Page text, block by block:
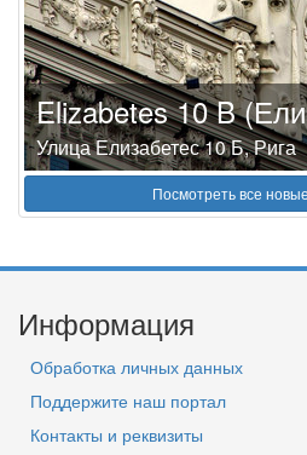
Elizabetes 10 B
Улица Елизабетес 10 Б, Рига
Посмотреть все
Информация
Обработка личных данных
Поддержите наш портал
Контакты и реквизиты